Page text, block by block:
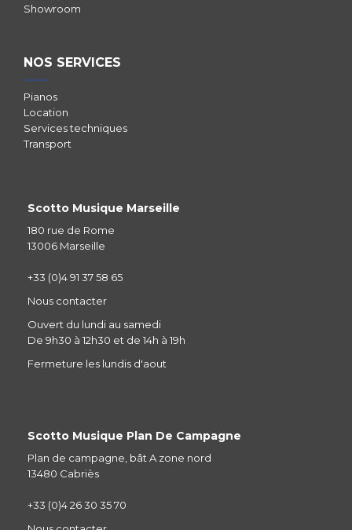
Showroom
NOS SERVICES
Pianos
Location
Services techniques
Transport
Scotto Musique Marseille
180 rue de Rome
13006 Marseille
+33 (0)4 91 37 58 65
Nous contacter
Ouvert du lundi au samedi
De 9h30 à 12h30 et de 14h à 19h
Fermeture les lundis d'aout
Scotto Musique Plan De Campagne
Plan de campagne, bât A zone nord
13480 Cabriès
+33 (0)4 26 30 35 70